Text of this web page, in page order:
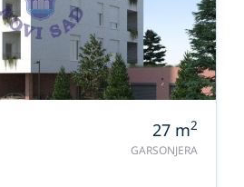
27 m2
GARSONJERA